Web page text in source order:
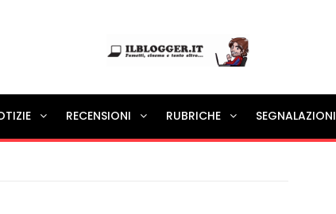
Ilblogger.it
Il portalino di blog |
RECENSIONI RUBRICHE SEGNALAZIONI